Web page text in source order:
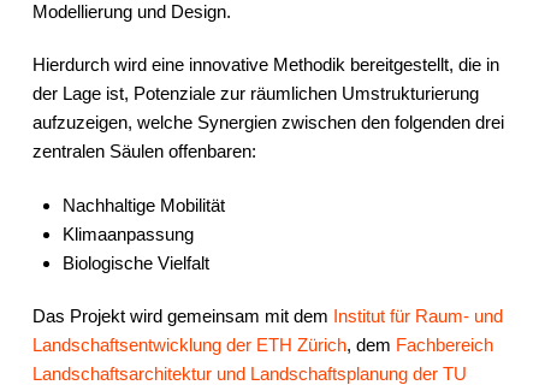
Modellierung und Design.
Hierdurch wird eine innovative Methodik bereitgestellt, die in
der Lage ist, Potenziale zur räumlichen Umstrukturierung
aufzuzeigen, welche Synergien zwischen den folgenden drei
zentralen Säulen offenbaren:
Nachhaltige Mobilität
Klimaanpassung
Biologische Vielfalt
Das Projekt wird gemeinsam mit dem Institut für Raum- und
Landschaftsentwicklung der ETH Zürich, dem Fachbereich
Landschaftsarchitektur und Landschaftsplanung der TU